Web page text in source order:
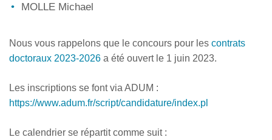
MOLLE Michael
Nous vous rappelons que le concours pour les contrats
doctoraux 2023-2026 a été ouvert le 1 juin 2023.
Les inscriptions se font via ADUM :
https://www.adum.fr/script/candidature/index.pl
Le calendrier se répartit comme suit :